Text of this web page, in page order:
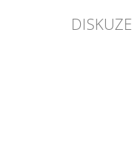
DISKUZE